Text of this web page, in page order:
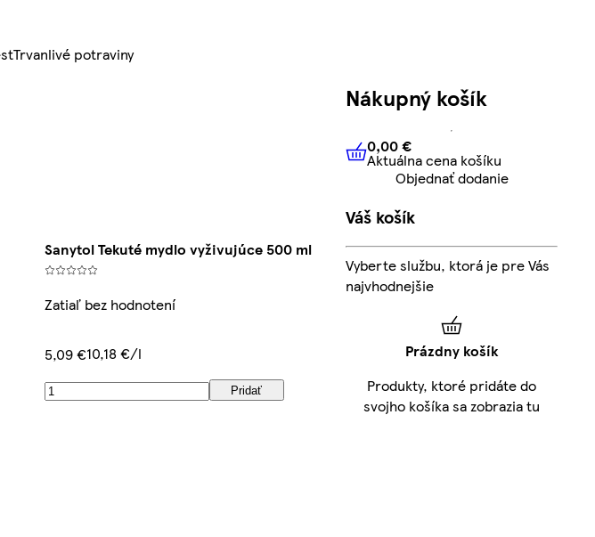
Trvanlivé potraviny
Sanytol Tekuté mydlo vyživujúce 500 ml
Zatiaľ bez hodnotení
5,09 €10,18 €/l
Pridať
Nákupný košík
0,00 € Aktuálna cena košíku
0,00 €
Aktuálna cena košíku
Objednať dodanie
Váš košík
Vyberte službu, ktorá je pre Vás
najvhodnejšie
Prázdny košík
Produkty, ktoré pridáte do
svojho košíka sa zobrazia tu